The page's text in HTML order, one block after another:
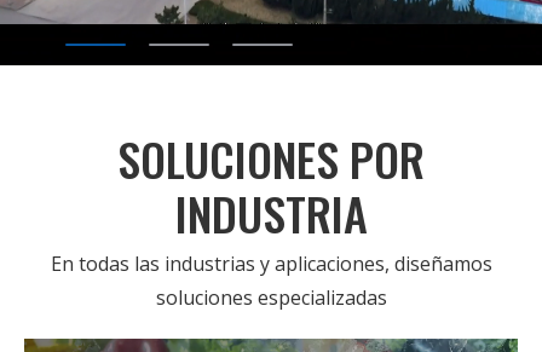
SOLUCIONES POR
INDUSTRIA
En todas las industrias y aplicaciones, diseñamos
soluciones especializadas